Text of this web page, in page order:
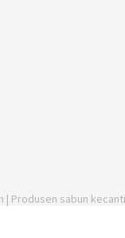
| Produsen sabun